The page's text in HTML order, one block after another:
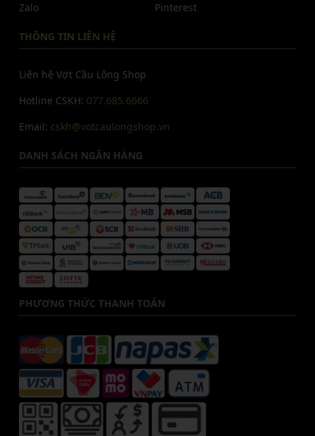
Zalo
Pinterest
THÔNG TIN LIÊN HỆ
Liên hệ Vợt Cầu Lông Shop
Hotline CSKH: 077.685.6666
Email: cskh@votcaulongshop.vn
DANH SÁCH NGÂN HÀNG
PHƯƠNG THỨC THANH TOÁN